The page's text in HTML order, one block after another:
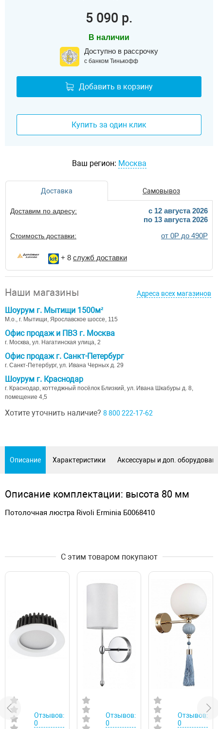
5 090 р.
В наличии
Доступно в рассрочку
с банком Тинькофф
Добавить в корзину
Купить за один клик
Ваш регион: Москва
Доставка Самовывоз
Доставим по адресу:
c 12 августа 2026
по 13 августа 2026
Стоимость доставки: от 0Р до 490Р
+ 8 служб доставки
Наши магазины Адреса всех магазинов
Шоурум г. Мытищи 1500м²
М.о., г. Мытищи, Ярославское шоссе, 115
Офис продаж и ПВЗ г. Москва
г. Москва, ул. Нагатинская улица, 2
Офис продаж г. Санкт-Петербург
г. Санкт-Петербург, ул. Ивана Черных д. 29
Шоурум г. Краснодар
г. Краснодар, коттеджный посёлок Близкий, ул. Ивана Шкабуры д. 8,
помещение 4,5
Хотите уточнить наличие? 8 800 222-17-62
Описание Характеристики Аксессуары и доп.
Описание комплектации: высота 80 мм
Потолочная люстра Rivoli Erminia Б0068410
С этим товаром покупают
Отзывов:
0
Отзывов:
0
Отзывов:
0